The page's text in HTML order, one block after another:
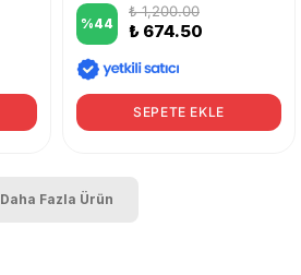
%44
₺ 1,200.00
₺ 674.50
SEPETE EKLE
Daha Fazla Ürün